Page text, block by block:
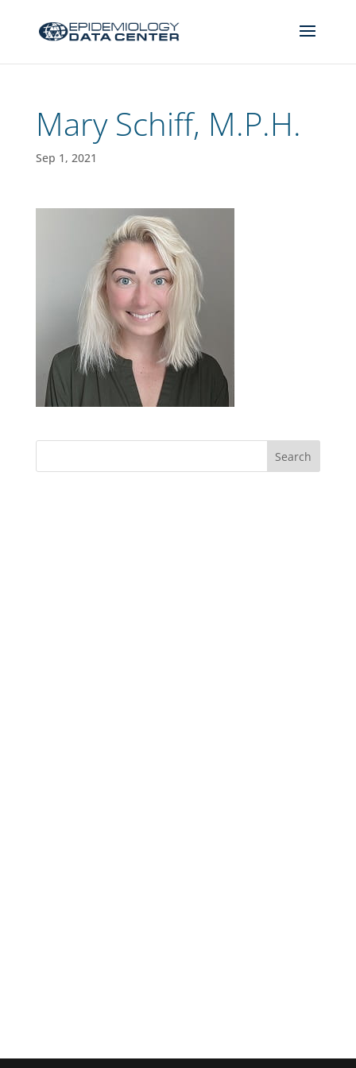
Mary Schiff, M.P.H.
Sep 1, 2021